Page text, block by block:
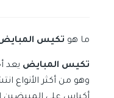
ما هو تكيس
تكيس المبايض يعد
وهو من أكثر الأنواع